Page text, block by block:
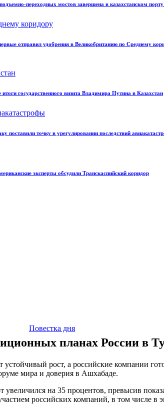
переходных мостов завершена в казахстанском
отправил удобрения в Великобританию по Среднему
государственного визита Владимира Путина в Казахстан
поставили точку в урегулировании последствий
эксперты обсудили Транскаспийский коридор
Повестка дня
планах России в
рост, а российские компании
мира и доверия в Ашхабаде.
увеличился на 35 процентов, превысив
российских компаний, в том числе в